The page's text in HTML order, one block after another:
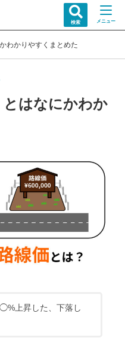
検索 メニュー
わかりやすくまとめた
はなにかわか
上昇した、下落し